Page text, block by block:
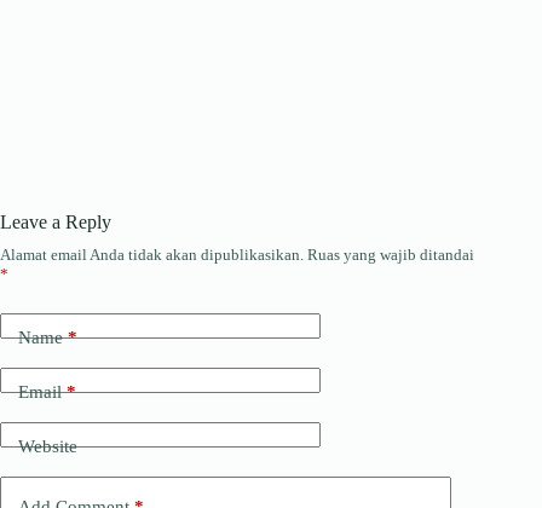
Leave a Reply
Alamat email Anda tidak akan dipublikasikan. Ruas yang wajib ditandai
*
Name*
Email*
Website